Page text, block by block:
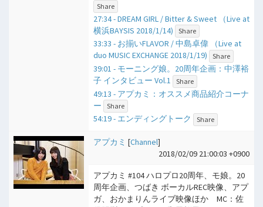
Share
27:34 - DREAM GIRL / Bitter & Sweet （Live at
横浜BAYSIS 2018/1/14)
Share
33:33 - お揃いFLAVOR / 中島卓偉 （Live at
duo MUSIC EXCHANGE 2018/1/19)
Share
39:01 - モーニング娘。20周年企画：中澤裕
子 インタビュー Vol.1
Share
49:13 - アプカミ：オススメ商品紹介コーナ
ー
Share
54:19 - エンディングトーク Share
アプカミ [Channel]
2018/02/09 21:00:03 +0900
アプカミ #104 ハロプロ20周年、モ娘。20
周年企画、つばき ボーカルREC映像、アプ
ガ、おかまりんライブ映像ほか MC：佐